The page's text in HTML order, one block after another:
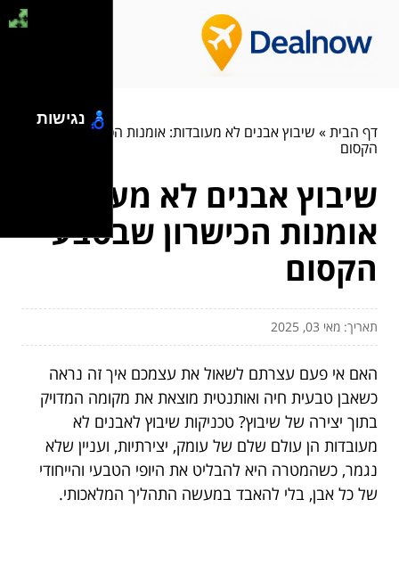
דף הבית» שיבוץ אבנים לא מעובדות: אומנות הכישרון שבטבע
הקסום
שיבוץ אבנים לא מעובדות:
אומנות הכישרון שבטבע
הקסום
תאריך: מאי 03, 2025
האם אי פעם עצרתם לשאול את עצמכם איך זה נראה
כשאבן טבעית חיה ואותנטית מוצאת את מקומה המדויק
בתוך יצירה של שיבוץ? טכניקות שיבוץ לאבנים לא
מעובדות הן עולם שלם של עומק, יצירתיות, ועניין שלא
נגמר, כשהמטרה היא להבליט את היופי הטבעי והייחודי
של כל אבן, בלי להאבד במעשה התהליך המלאכותי.
נגישות